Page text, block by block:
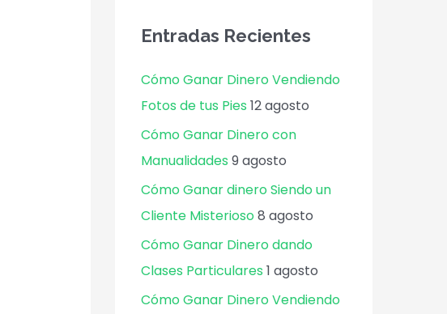
Entradas Recientes
Cómo Ganar Dinero Vendiendo
Fotos de tus Pies 12 agosto
Cómo Ganar Dinero con
Manualidades 9 agosto
Cómo Ganar dinero Siendo un
Cliente Misterioso8 agosto
Cómo Ganar Dinero dando
Clases Particulares 1 agosto
Cómo Ganar Dinero Vendiendo